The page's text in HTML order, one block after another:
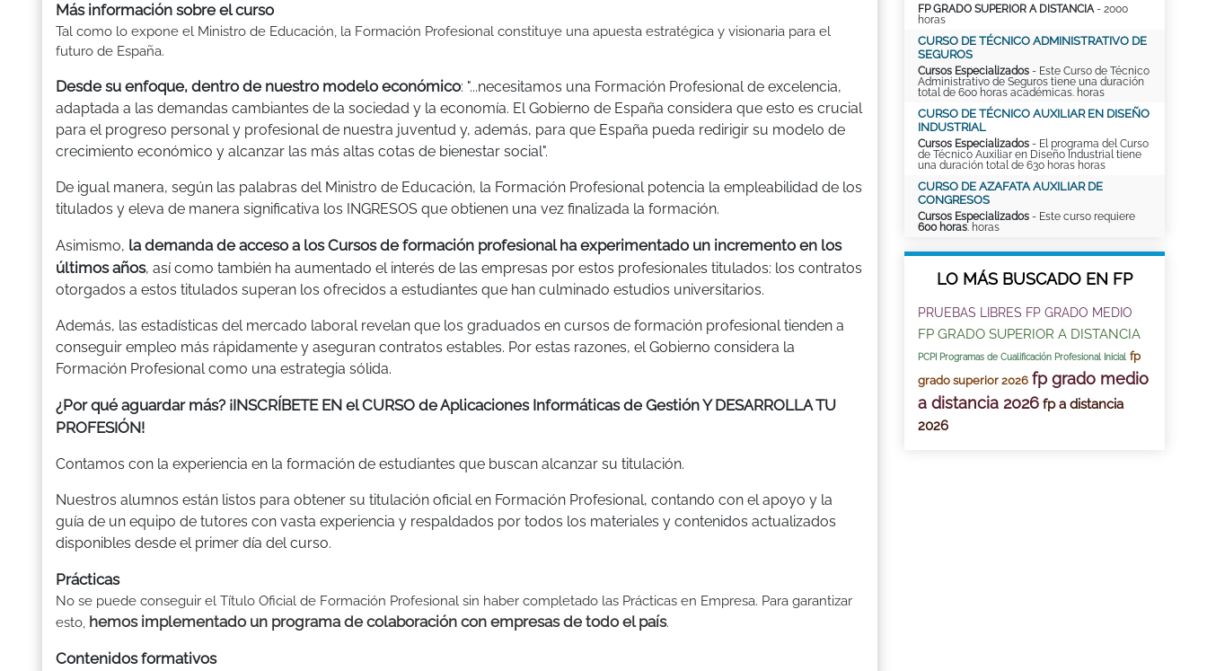
Más información sobre el curso
Tal como lo expone el Ministro de Educación, la Formación Profesional constituye una apuesta estratégica y visionaria para el
futuro de España.
Desde su enfoque, dentro de nuestro modelo económico: "...necesitamos una Formación Profesional de excelencia,
adaptada a las demandas cambiantes de la sociedad y la economía. El Gobierno de España considera que esto es crucial
para el progreso personal y profesional de nuestra juventud y, además, para que España pueda redirigir su modelo de
crecimiento económico y alcanzar las más altas cotas de bienestar social".
De igual manera, según las palabras del Ministro de Educación, la Formación Profesional potencia la empleabilidad de los
titulados y eleva de manera significativa los INGRESOS que obtienen una vez finalizada la formación.
Asimismo, la demanda de acceso a los Cursos de formación profesional ha experimentado un incremento en los
últimos años, así como también ha aumentado el interés de las empresas por estos profesionales titulados: los contratos
otorgados a estos titulados superan los ofrecidos a estudiantes que han culminado estudios universitarios.
Además, las estadísticas del mercado laboral revelan que los graduados en cursos de formación profesional tienden a
conseguir empleo más rápidamente y aseguran contratos estables. Por estas razones, el Gobierno considera la
Formación Profesional como una estrategia sólida.
¿Por qué aguardar más? ¡INSCRÍBETE EN el CURSO de Aplicaciones Informáticas de Gestión Y DESARROLLA TU
PROFESIÓN!
Contamos con la experiencia en la formación de estudiantes que buscan alcanzar su titulación.
Nuestros alumnos están listos para obtener su titulación oficial en Formación Profesional, contando con el apoyo y la
guía de un equipo de tutores con vasta experiencia y respaldados por todos los materiales y contenidos actualizados
disponibles desde el primer día del curso.
Prácticas
No se puede conseguir el Título Oficial de Formación Profesional sin haber completado las Prácticas en Empresa. Para garantizar
esto, hemos implementado un programa de colaboración con empresas de todo el país.
Contenidos formativos
FP GRADO SUPERIOR A DISTANCIA- 2000
horas
CURSO DE TÉCNICO ADMINISTRATIVO DE
SEGUROS
Cursos Especializados - Este Curso de Técnico
Administrativo de Seguros tiene una duración
total de 600 horas académicas. horas
CURSO DE TÉCNICO AUXILIAR EN DISEÑO
INDUSTRIAL
Cursos Especializados - El programa del Curso
de Técnico Auxiliar en Diseño Industrial tiene
una duración total de 630 horas horas
CURSO DE AZAFATA AUXILIAR DE
CONGRESOS
Cursos Especializados - Este curso requiere
600 horas. horas
LO MÁS BUSCADO EN FP
PRUEBAS LIBRES FP GRADO MEDIO
FP GRADO SUPERIOR A DISTANCIA
PCPI Programas de Cualificación Profesional Inicial
fp
grado superior 2026 fp grado medio
a distancia 2026 fp a distancia
2026